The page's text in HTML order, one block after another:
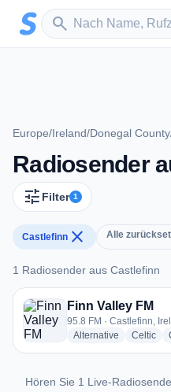
Zum Hauptinhalt springen
search
Sender suchen
Europe/Ireland/Donegal County
Radiosender
tune Filter 1
Castlefinn close Alle
1 Radiosender aus Castlefinn
1 Radiosender aus Castlefinn
Finn Valley FM
95.8 FM · Castlefinn,
Alternative radio
Celtic
Hören Sie 1 Live-